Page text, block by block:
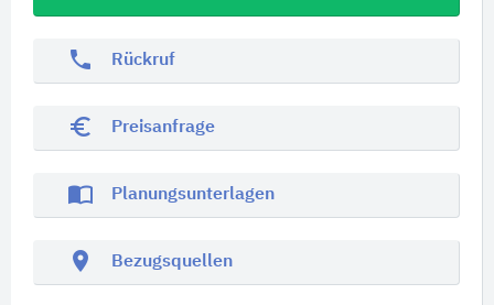
phone Rückruf
euro_symbol Preisanfrage
import_contacts Planungsunterlagen
location_on Bezugsquellen